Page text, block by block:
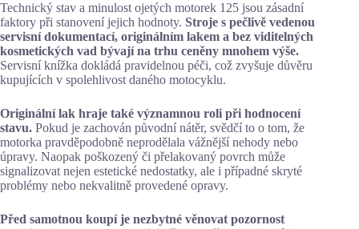
Technický stav a minulost ojetých motorek 125 jsou zásadní
faktory při stanovení jejich hodnoty. Stroje s pečlivě vedenou
servisní dokumentací, originálním lakem a bez viditelných
kosmetických vad bývají na trhu ceněny mnohem výše.
Servisní knížka dokládá pravidelnou péči, což zvyšuje důvěru
kupujících v spolehlivost daného motocyklu.
Originální lak hraje také významnou roli při hodnocení
stavu. Pokud je zachován původní nátěr, svědčí to o tom, že
motorka pravděpodobně neprodělala vážnější nehody nebo
úpravy. Naopak poškozený či přelakovaný povrch může
signalizovat nejen estetické nedostatky, ale i případné skryté
problémy nebo nekvalitně provedené opravy.
Před samotnou koupí je nezbytné věnovat pozornost